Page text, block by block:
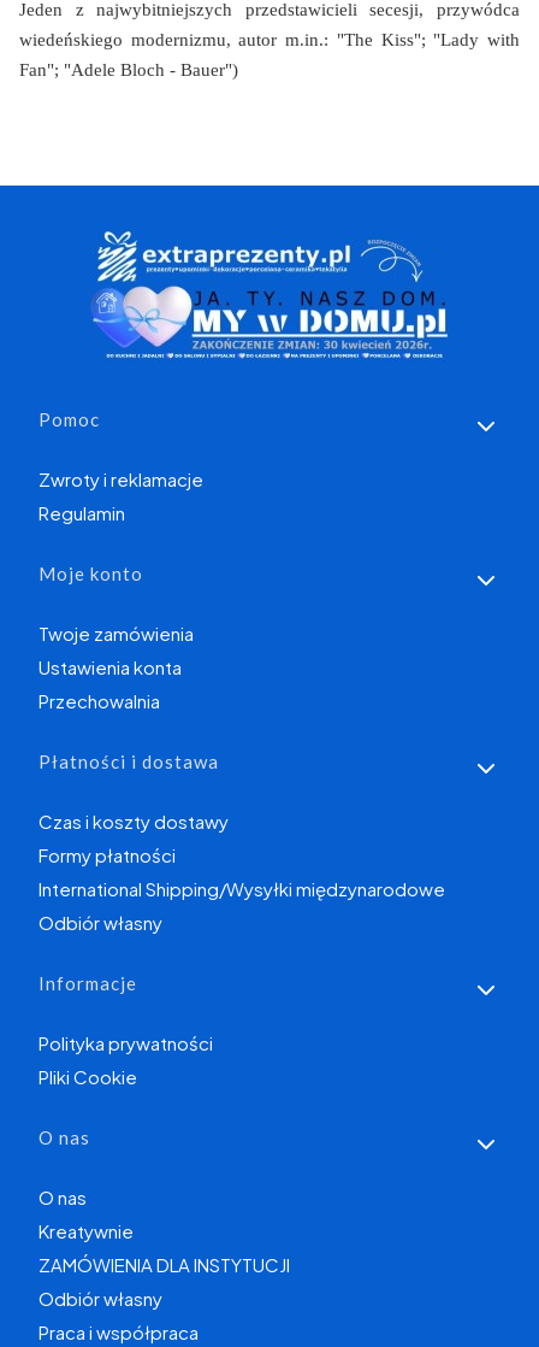
Jeden z najwybitniejszych przedstawicieli secesji, przywódca
wiedeńskiego modernizmu, autor m.in.: "The Kiss"; "Lady with
Fan"; "Adele Bloch - Bauer")
Linki w stopce
Pomoc
Zwroty i reklamacje
Regulamin
Moje konto
Twoje zamówienia
Ustawienia konta
Przechowalnia
Płatności i dostawa
Czas i koszty dostawy
Formy płatności
International Shipping/Wysyłki międzynarodowe
Odbiór własny
Informacje
Polityka prywatności
Pliki Cookie
O nas
O nas
Kreatywnie
ZAMÓWIENIA DLA INSTYTUCJI
Odbiór własny
Praca i współpraca